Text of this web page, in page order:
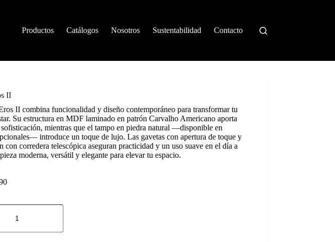
Productos
Catálogos Nosotros Sustentabilidad Contacto
II
II combina funcionalidad y diseño contemporáneo para transformar tu
Su estructura en MDF laminado en patrón Carvalho Americano aporta
mientras que el tampo en piedra natural —disponible en
introduce un toque de lujo. Las gavetas con apertura de toque y
con corredera telescópica aseguran practicidad y un uso suave en el día a
moderna, versátil y elegante para elevar tu espacio.